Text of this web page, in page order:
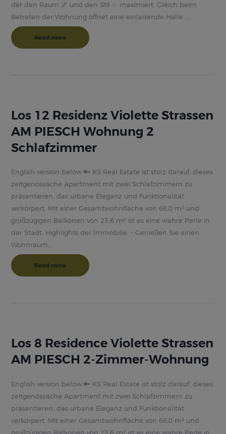
der den Raum 🌌 und den Stil ✨ maximiert. Gleich beim
Betreten der Wohnung öffnet eine einladende Halle ...
Read more
Los 12 Residenz Violette Strassen
AM PIESCH Wohnung 2
Schlafzimmer
English version below 🔑 KS Real Estate ist stolz darauf, dieses
zeitgenössische Apartment mit zwei Schlafzimmern zu
präsentieren, das urbane Eleganz und Funktionalität
verkörpert. Mit einer Gesamtwohnfläche von 66,0 m² und
großzügigen Balkonen von 23,6 m² ist es eine wahre Perle in
der Stadt. Highlights der Immobilie: - Genießen Sie einen
Wohnraum...
Read more
Los 8 Residence Violette Strassen
AM PIESCH 2-Zimmer-Wohnung
English version below 🔑 KS Real Estate ist stolz darauf, dieses
zeitgenössische Apartment mit zwei Schlafzimmern zu
präsentieren, das urbane Eleganz und Funktionalität
verkörpert. Mit einer Gesamtwohnfläche von 66,0 m² und
großzügigen Balkonen von 23,6 m² ist es eine wahre Perle in